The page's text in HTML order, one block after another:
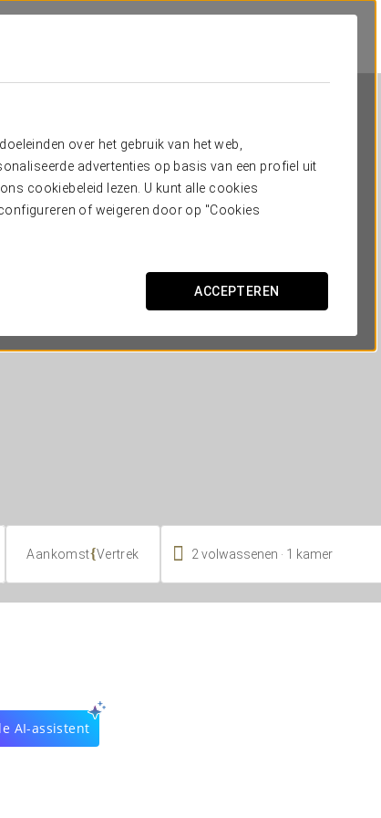
over het gebruik van het web,
advertenties op basis van een profiel uit
cookiebeleid lezen. U kunt alle cookies
of weigeren door op "Cookies
ACCEPTEREN
MADRID
Aankomst{Vertrek  2 volwassenen 1 kamer
AI-assistent